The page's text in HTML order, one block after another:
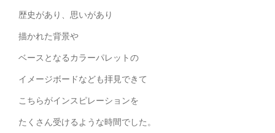
歴史があり、思いがあり
描かれた背景や
ベースとなるカラーパレットの
イメージボードなども拝見できて
こちらがインスピレーションを
たくさん受けるような時間でした。